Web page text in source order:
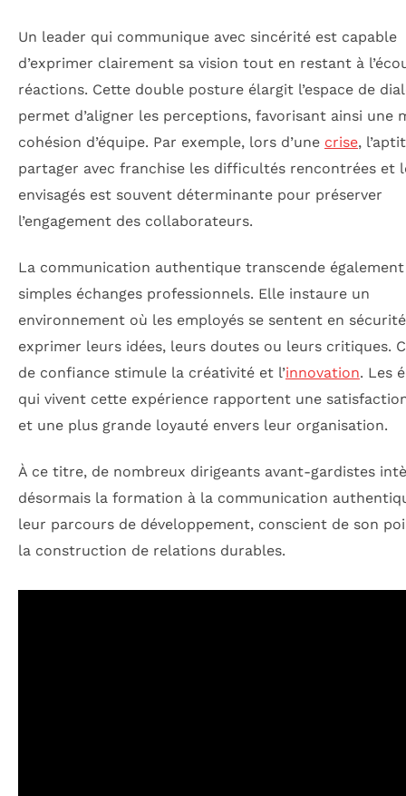
Un leader qui communique avec sincérité est capable
d’exprimer clairement sa vision tout en restant à
réactions. Cette double posture élargit l’espace de
permet d’aligner les perceptions, favorisant ainsi une
cohésion d’équipe. Par exemple, lors d’une crise,
partager avec franchise les difficultés rencontrées et
envisagés est souvent déterminante pour préserver
l’engagement des collaborateurs.
La communication authentique transcende
simples échanges professionnels. Elle instaure un
environnement où les employés se sentent en
exprimer leurs idées, leurs doutes ou leurs critiques.
de confiance stimule la créativité et l’innovation. Les
qui vivent cette expérience rapportent une
et une plus grande loyauté envers leur organisation.
À ce titre, de nombreux dirigeants avant-gardistes
désormais la formation à la communication
leur parcours de développement, conscient de son
la construction de relations durables.